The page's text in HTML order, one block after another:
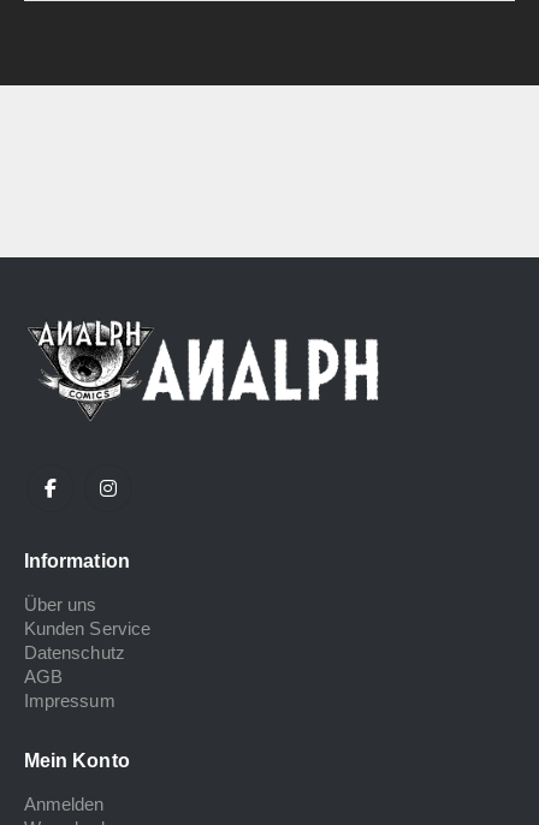
Information
Über uns
Kunden Service
Datenschutz
AGB
Impressum
Mein Konto
Anmelden